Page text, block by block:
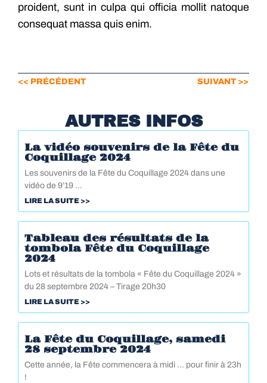
proident, sunt in culpa qui officia mollit natoque
consequat massa quis enim.
<< PRÉCÉDENT SUIVANT >>
AUTRES INFOS
La vidéo souvenirs de la Fête du
Coquillage 2024
Les souvenirs de la Fête du Coquillage 2024 dans une
vidéo de 9’19 …
LIRE LA SUITE >>
Tableau des résultats de la
tombola Fête du Coquillage
2024
Lots et résultats de la tombola « Fête du Coquillage 2024 »
du 28 septembre 2024 – Tirage 20h30
LIRE LA SUITE >>
La Fête du Coquillage, samedi
28 septembre 2024
Cette année, la Fête commencera à midi … pour finir à 23h
!